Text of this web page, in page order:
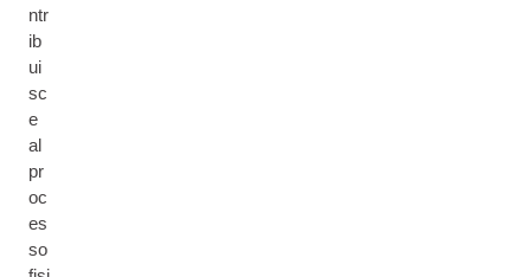
ntr
ib
ui
sc
e
al
pr
oc
es
so